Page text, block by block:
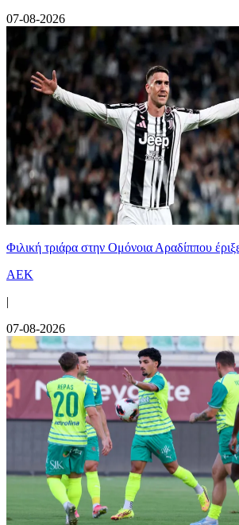
07-08-2026
Φιλική τριάρα στην Ομόνοια Αραδίππου
ΑΕΚ
|
07-08-2026